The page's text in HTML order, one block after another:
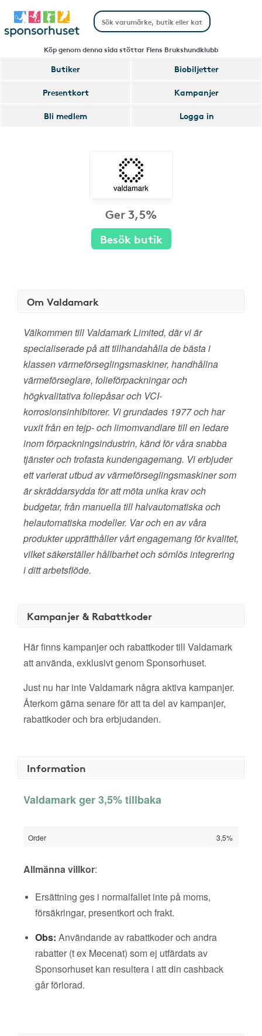
Köp genom denna sida stöttar Flens Brukshundklubb
Butiker
Biobiljetter
Presentkort
Kampanjer
Bli medlem
Logga in
Ger 3,5%
Besök butik
Om Valdamark
Välkommen till Valdamark Limited, där vi är
specialiserade på att tillhandahålla de bästa i
klassen värmeförseglingsmaskiner, handhållna
värmeförseglare, folieförpackningar och
högkvalitativa foliepåsar och VCI-
korrosionsinhibitorer. Vi grundades 1977 och har
vuxit från en tejp- och limomvandlare till en ledare
inom förpackningsindustrin, känd för våra snabba
tjänster och trofasta kundengagemang. Vi erbjuder
ett varierat utbud av värmeförseglingsmaskiner som
är skräddarsydda för att möta unika krav och
budgetar, från manuella till halvautomatiska och
helautomatiska modeller. Var och en av våra
produkter upprätthåller vårt engagemang för kvalitet,
vilket säkerställer hållbarhet och sömlös integrering
i ditt arbetsflöde.
Kampanjer & Rabattkoder
Här finns kampanjer och rabattkoder till Valdamark
att använda, exklusivt genom Sponsorhuset.
Just nu har inte Valdamark några aktiva kampanjer.
Återkom gärna senare för att ta del av kampanjer,
rabattkoder och bra erbjudanden.
Information
Valdamark ger 3,5% tillbaka
Order 3,5%
Allmänna villkor:
Ersättning ges i normalfallet inte på moms,
försäkringar, presentkort och frakt.
Obs: Användande av rabattkoder och andra
rabatter (t ex Mecenat) som ej utfärdats av
Sponsorhuset kan resultera i att din cashback
går förlorad.